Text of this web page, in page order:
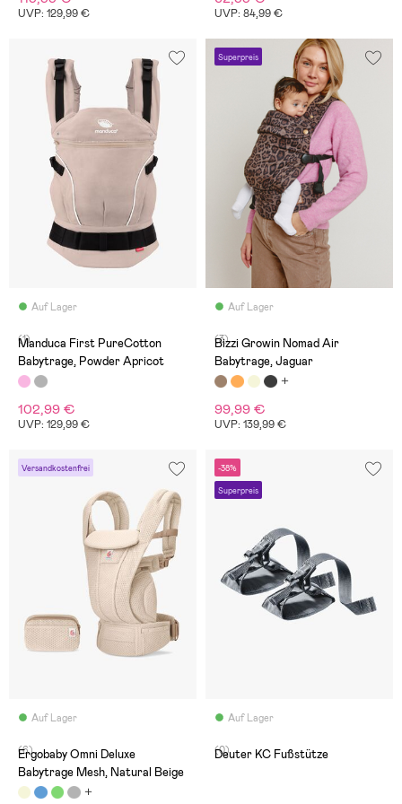
UVP: 129,99 € UVP: 84,99 €
Auf Lager
(1)
Manduca First PureCotton
Babytrage, Powder Apricot
102,99 €
UVP: 129,99 €
Superpreis
Auf Lager
(3)
Bizzi Growin Nomad Air
Babytrage, Jaguar
99,99 €
UVP: 139,99 €
Versandkostenfrei
Auf Lager
(6)
Ergobaby Omni Deluxe
Babytrage Mesh, Natural Beige
-38%
Superpreis
Auf Lager
(0)
Deuter KC Fußstütze